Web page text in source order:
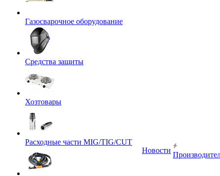
Газосварочное оборудование
Средства защиты
Хозтовары
Расходные части MIG/TIG/CUT
Новости